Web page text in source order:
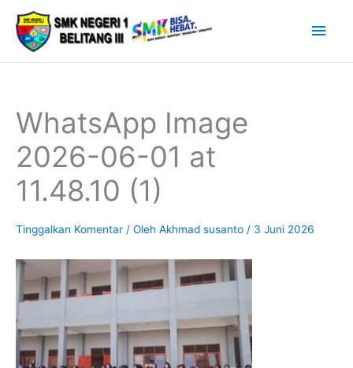
Lewati
konten
WhatsApp Image
2026-06-01 at
11.48.10 (1)
Tinggalkan Komentar / Oleh Akhmad susanto / 3 Juni 2026